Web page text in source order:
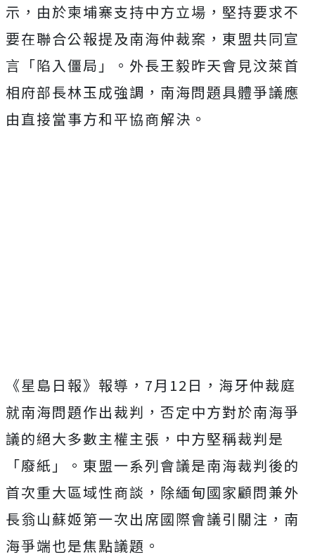
示，由於柬埔寨支持中方立場，堅持要求不
要在聯合公報提及南海仲裁案，東盟共同宣
言「陷入僵局」。外長王毅昨天會見汶萊首
相府部長林玉成強調，南海問題具體爭議應
由直接當事方和平協商解決。
《星島日報》報導，7月12日，海牙仲裁庭
就南海問題作出裁判，否定中方對於南海爭
議的絕大多數主權主張，中方堅稱裁判是
「廢紙」。東盟一系列會議是南海裁判後的
首次重大區域性商談，除緬甸國家顧問兼外
長翁山蘇姬第一次出席國際會議引關注，南
海爭端也是焦點議題。